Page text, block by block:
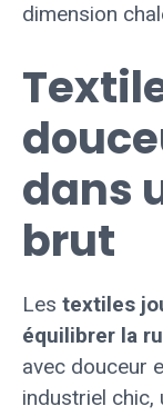
dimension
dans
brut
Les textiles
équilibrer la
avec douceur
industriel